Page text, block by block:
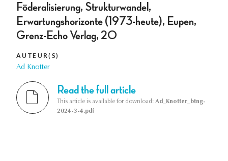
Föderalisierung, Strukturwandel,
Erwartungshorizonte (1973-heute), Eupen,
Grenz-Echo Verlag, 20
AUTEUR(S)
Ad Knotter
Read the full article
This article is available for download: Ad_Knotter_btng-
2024-3-4.pdf